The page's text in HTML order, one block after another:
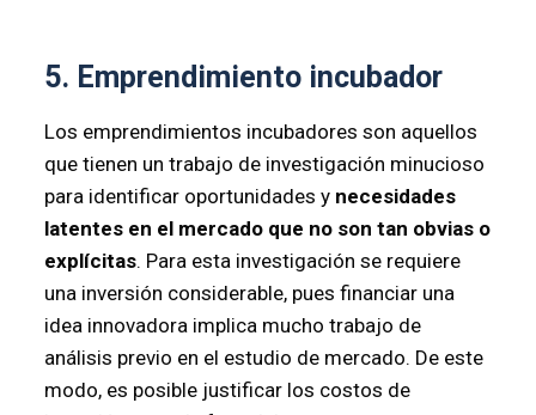
5. Emprendimiento incubador
Los emprendimientos incubadores son aquellos
que tienen un trabajo de investigación minucioso
para identificar oportunidades y necesidades
latentes en el mercado que no son tan obvias o
explícitas. Para esta investigación se requiere
una inversión considerable, pues financiar una
idea innovadora implica mucho trabajo de
análisis previo en el estudio de mercado. De este
modo, es posible justificar los costos de